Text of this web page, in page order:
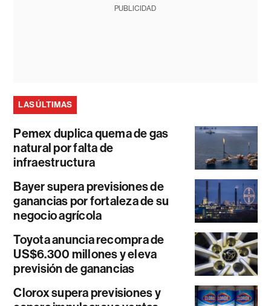
PUBLICIDAD
LAS ÚLTIMAS
Pemex duplica quema de gas
natural por falta de
infraestructura
Bayer supera previsiones de
ganancias por fortaleza de su
negocio agrícola
Toyota anuncia recompra de
US$6.300 millones y eleva
previsión de ganancias
Clorox supera previsiones y